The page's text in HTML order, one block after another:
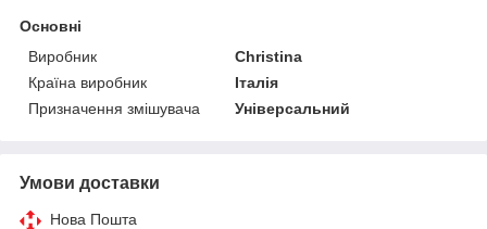
Основні
Виробник
Christina
Країна виробник
Італія
Призначення змішувача
Універсальний
Умови доставки
Нова Пошта